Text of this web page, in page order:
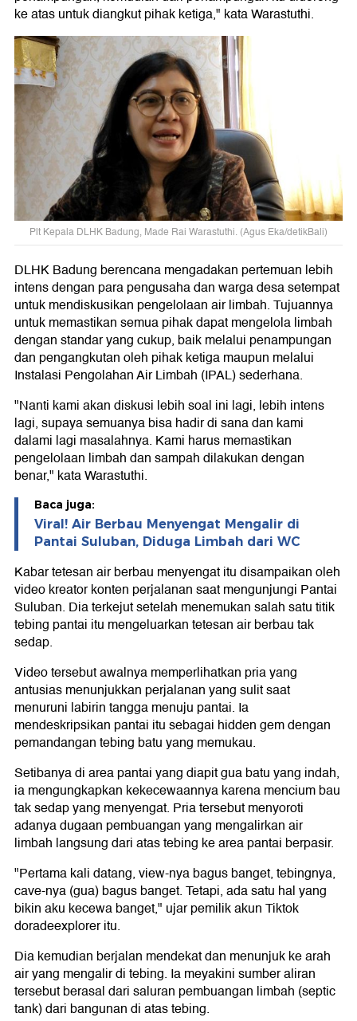
ke atas untuk diangkut pihak ketiga," kata Warastuthi.
Plt Kepala DLHK Badung, Made Rai Warastuthi. (Agus Eka/detikBali)
DLHK Badung berencana mengadakan pertemuan lebih
intens dengan para pengusaha dan warga desa setempat
untuk mendiskusikan pengelolaan air limbah. Tujuannya
untuk memastikan semua pihak dapat mengelola limbah
dengan standar yang cukup, baik melalui penampungan
dan pengangkutan oleh pihak ketiga maupun melalui
Instalasi Pengolahan Air Limbah (IPAL) sederhana.
"Nanti kami akan diskusi lebih soal ini lagi, lebih intens
lagi, supaya semuanya bisa hadir di sana dan kami
dalami lagi masalahnya. Kami harus memastikan
pengelolaan limbah dan sampah dilakukan dengan
benar," kata Warastuthi.
Baca juga:
Viral! Air Berbau Menyengat Mengalir di
Pantai Suluban, Diduga Limbah dari WC
Kabar tetesan air berbau menyengat itu disampaikan oleh
video kreator konten perjalanan saat mengunjungi Pantai
Suluban. Dia terkejut setelah menemukan salah satu titik
tebing pantai itu mengeluarkan tetesan air berbau tak
sedap.
Video tersebut awalnya memperlihatkan pria yang
antusias menunjukkan perjalanan yang sulit saat
menuruni labirin tangga menuju pantai. Ia
mendeskripsikan pantai itu sebagai hidden gem dengan
pemandangan tebing batu yang memukau.
Setibanya di area pantai yang diapit gua batu yang indah,
ia mengungkapkan kekecewaannya karena mencium bau
tak sedap yang menyengat. Pria tersebut menyoroti
adanya dugaan pembuangan yang mengalirkan air
limbah langsung dari atas tebing ke area pantai berpasir.
"Pertama kali datang, view-nya bagus banget, tebingnya,
cave-nya (gua) bagus banget. Tetapi, ada satu hal yang
bikin aku kecewa banget," ujar pemilik akun Tiktok
doradeexplorer itu.
Dia kemudian berjalan mendekat dan menunjuk ke arah
air yang mengalir di tebing. Ia meyakini sumber aliran
tersebut berasal dari saluran pembuangan limbah (septic
tank) dari bangunan di atas tebing.